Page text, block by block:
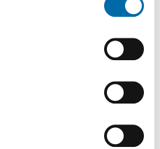
consenso in qualsiasi
sui cookie o facendo clic
tua posizione
di qualche
scansionandolo